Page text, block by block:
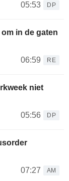
05:53
DP
in de gaten
06:59
RE
niet
05:56
DP
07:27
AM